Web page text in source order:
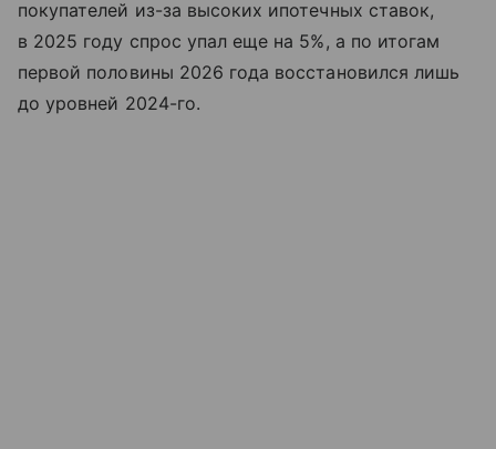
покупателей из-за высоких ипотечных ставок,
в 2025 году спрос упал еще на 5%, а по итогам
первой половины 2026 года восстановился лишь
до уровней 2024-го.